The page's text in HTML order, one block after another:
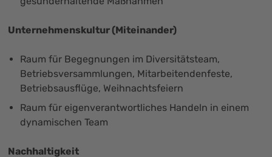
Unternehmenskultur (Miteinander)
Raum für Begegnungen im Diversitätsteam,
Betriebsversammlungen, Mitarbeitendenfeste,
Betriebsausflüge, Weihnachtsfeiern
Raum für eigenverantwortliches Handeln in einem
dynamischen Team
Nachhaltigkeit